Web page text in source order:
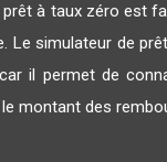
prêt à taux zéro est
Le simulateur de
il permet de
montant des